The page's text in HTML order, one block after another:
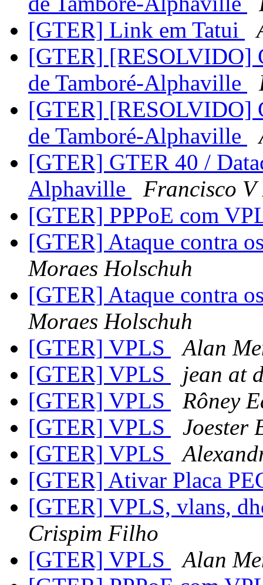
[GTER] Link em Tatui
[GTER] [RESOLVIDO]
de Tamboré-Alphaville
[GTER] [RESOLVIDO]
de Tamboré-Alphaville
[GTER] GTER 40 /
Alphaville
Francisco
[GTER] PPPoE com
[GTER] Ataque contra
Moraes Holschuh
[GTER] Ataque contra
Moraes Holschuh
[GTER] VPLS
Alan
[GTER] VPLS
jean at
[GTER] VPLS
Rôney
[GTER] VPLS
Joester
[GTER] VPLS
[GTER] Ativar Placa
[GTER] VPLS, vlans,
Crispim Filho
[GTER] VPLS
Alan